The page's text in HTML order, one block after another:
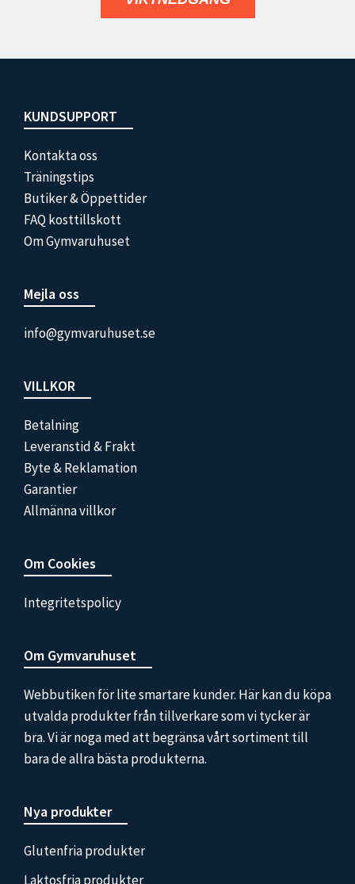
Footer
KUNDSUPPORT
Kontakta oss
Träningstips
Butiker & Öppettider
FAQ kosttillskott
Om Gymvaruhuset
Mejla oss
info@gymvaruhuset.se
VILLKOR
Betalning
Leveranstid & Frakt
Byte & Reklamation
Garantier
Allmänna villkor
Om Cookies
Integritetspolicy
Om Gymvaruhuset
Webbutiken för lite smartare kunder. Här kan du köpa
utvalda produkter från tillverkare som vi tycker är
bra. Vi är noga med att begränsa vårt sortiment till
bara de allra bästa produkterna.
Nya produkter
Glutenfria produkter
Laktosfria produkter